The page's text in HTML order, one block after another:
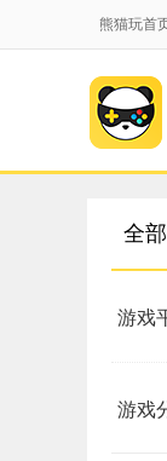
熊猫玩首
全
游戏
游戏